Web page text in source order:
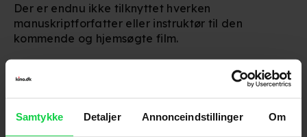
Samtykke Detaljer Annonceindstillinger Om
Der er endnu ikke tilknyttet hverken
manuskriptforfatter eller instruktør til den
kommende og hjemsøgte film.
Scream 5' har premiere den 14. januar 2022, mens
'Paranormal Activity 7' har premiere den 4. marts
2022.